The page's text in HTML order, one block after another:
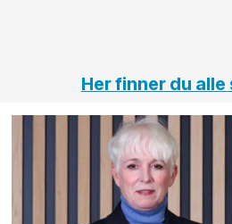
Her finner du